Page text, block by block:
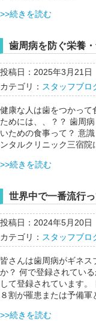
>>続きを読む
歯周病を防ぐ栄養
投稿日：2025年3月21日
カテゴリ： スタッフブロ
健康な人は歯をつかって
ためには、、？？ 歯周
いための食事って？ 意
ンタルクリニック三宿
>>続きを読む
世界中で一番流行
投稿日：2024年5月20日
カテゴリ： スタッフブロ
皆さんは歯周病がギネス
か？ 何で登録されてい
して登録されています
８割が罹患または予備
>>続きを読む